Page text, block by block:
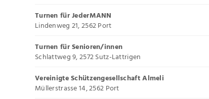
Turnen für JederMANN
Lindenweg 21, 2562 Port
Turnen für Senioren/innen
Schlattweg 9, 2572 Sutz-Lattrigen
Vereinigte Schützengesellschaft Almeli
Müllerstrasse 14, 2562 Port